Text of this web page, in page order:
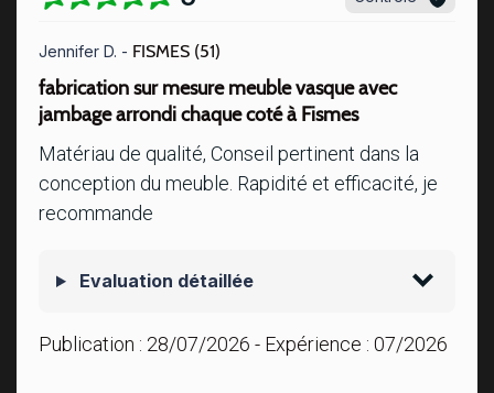
Jennifer D. - FISMES (51)
fabrication sur mesure meuble vasque avec
jambage arrondi chaque coté à Fismes
Matériau de qualité, Conseil pertinent dans la
conception du meuble. Rapidité et efficacité, je
recommande
Evaluation détaillée
Publication : 28/07/2026 - Expérience : 07/2026